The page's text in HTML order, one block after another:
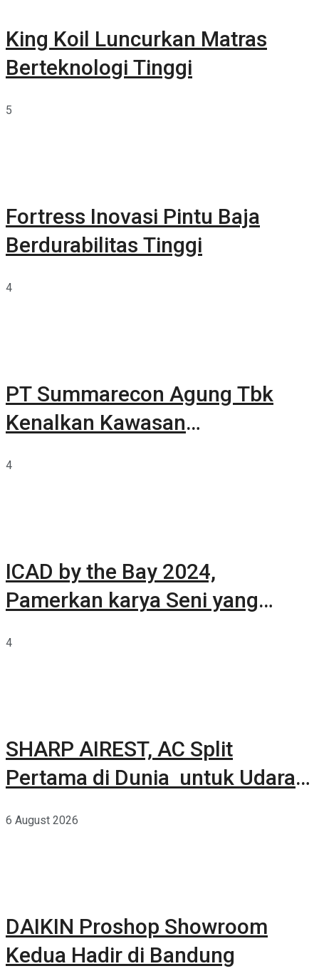
King Koil Luncurkan Matras
Berteknologi Tinggi
5
Fortress Inovasi Pintu Baja
Berdurabilitas Tinggi
4
PT Summarecon Agung Tbk
Kenalkan Kawasan
4
ICAD by the Bay 2024,
Pamerkan karya Seni yang
4
SHARP AIREST, AC Split
Pertama di Dunia untuk Udara
6 August 2026
DAIKIN Proshop Showroom
Kedua Hadir di Bandung